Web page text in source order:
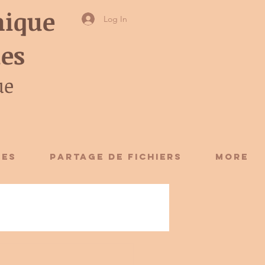
Log In
Partage de fichiers More